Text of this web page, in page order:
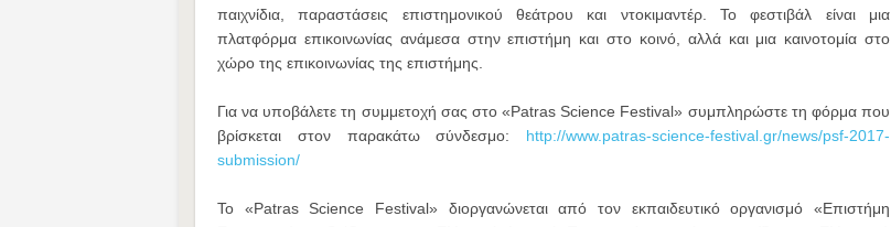
παιχνίδια, παραστάσεις επιστημονικού θεάτρου και ντοκιμαντέρ. Το φεστιβάλ είναι μια
πλατφόρμα επικοινωνίας ανάμεσα στην επιστήμη και στο κοινό, αλλά και μια καινοτομία στο
χώρο της επικοινωνίας της επιστήμης.
Για να υποβάλετε τη συμμετοχή σας στο «Patras Science Festival» συμπληρώστε τη φόρμα που
βρίσκεται στον παρακάτω σύνδεσμο: http://www.patras-science-festival.gr/news/psf-2017-
submission/
Το «Patras Science Festival» διοργανώνεται από τον εκπαιδευτικό οργανισμό «Επιστήμη